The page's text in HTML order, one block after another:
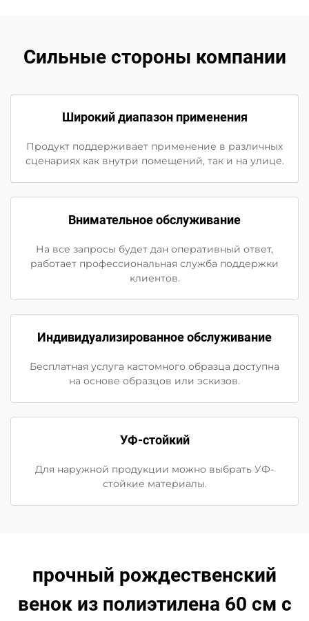
Сильные стороны компании
Широкий диапазон применения
Продукт поддерживает применение в различных
сценариях как внутри помещений, так и на улице.
Внимательное обслуживание
На все запросы будет дан оперативный ответ,
работает профессиональная служба поддержки
клиентов.
Индивидуализированное обслуживание
Бесплатная услуга кастомного образца доступна
на основе образцов или эскизов.
УФ-стойкий
Для наружной продукции можно выбрать УФ-
стойкие материалы.
прочный рождественский
венок из полиэтилена 60 см с